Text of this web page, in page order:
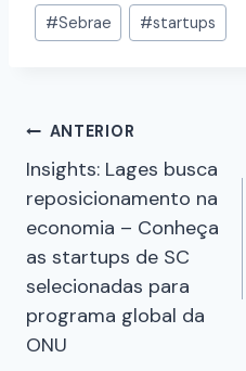
#Sebrae #startups
ANTERIOR
Insights: Lages busca
reposicionamento na
economia – Conheça
as startups de SC
selecionadas para
programa global da
ONU